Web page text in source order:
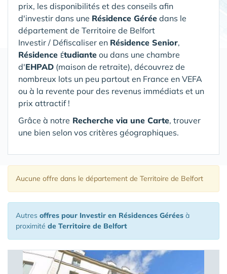
prix, les disponibilités et des conseils afin
d'investir dans une Résidence Gérée dans le
département de Territoire de Belfort
Investir / Défiscaliser en Résidence Senior,
Résidence Étudiante ou dans une chambre
d'EHPAD (maison de retraite), découvrez de
nombreux lots un peu partout en France en VEFA
ou à la revente pour des revenus immédiats et un
prix attractif !
Grâce à notre Recherche via une Carte, trouver
une bien selon vos critères géographiques.
Aucune offre dans le département de Territoire de Belfort
Autres offres pour Investir en Résidences Gérées à
proximité de Territoire de Belfort